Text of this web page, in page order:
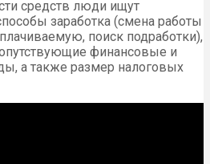
средств люди ищут
заработка (смена работы
поиск подработки),
финансовые и
а также размер налоговых